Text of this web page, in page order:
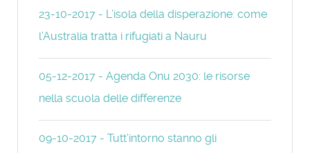
23-10-2017 - L’isola della disperazione: come
l’Australia tratta i rifugiati a Nauru
05-12-2017 - Agenda Onu 2030: le risorse
nella scuola delle differenze
09-10-2017 - Tutt’intorno stanno gli